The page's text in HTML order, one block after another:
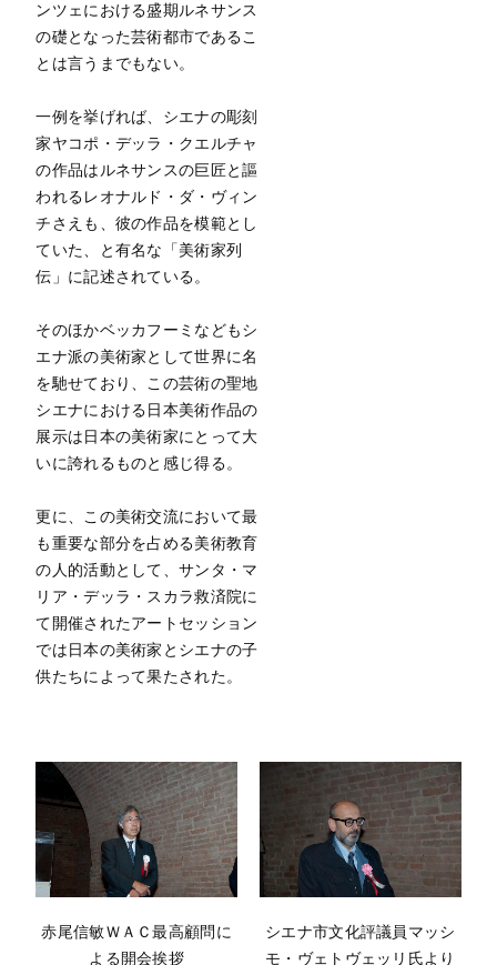
ンツェにおける盛期ルネサンス
の礎となった芸術都市であるこ
とは言うまでもない。
一例を挙げれば、シエナの彫刻
家ヤコポ・デッラ・クエルチャ
の作品はルネサンスの巨匠と謳
われるレオナルド・ダ・ヴィン
チさえも、彼の作品を模範とし
ていた、と有名な「美術家列
伝」に記述されている。
そのほかベッカフーミなどもシ
エナ派の美術家として世界に名
を馳せており、この芸術の聖地
シエナにおける日本美術作品の
展示は日本の美術家にとって大
いに誇れるものと感じ得る。
更に、この美術交流において最
も重要な部分を占める美術教育
の人的活動として、サンタ・マ
リア・デッラ・スカラ救済院に
て開催されたアートセッション
では日本の美術家とシエナの子
供たちによって果たされた。
赤尾信敏ＷＡＣ最高顧問に
よる開会挨拶
シエナ市文化評議員マッシ
モ・ヴェトヴェッリ氏より